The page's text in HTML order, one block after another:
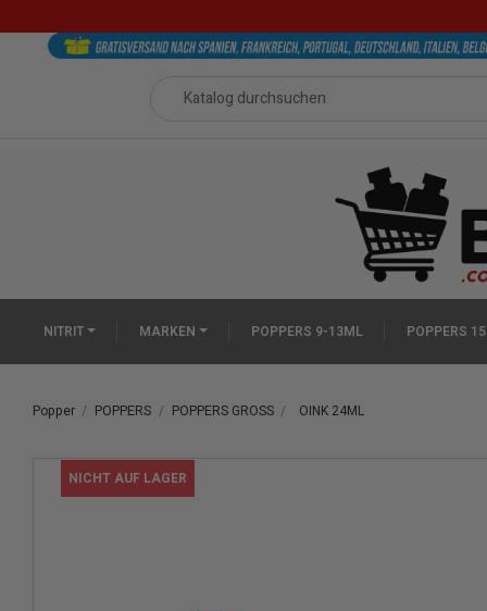
NITRIT MARKEN POPPERS 9-13ML POPPERS
Popper POPPERS POPPERS GROSS OINK 24ML
NICHT AUF LAGER